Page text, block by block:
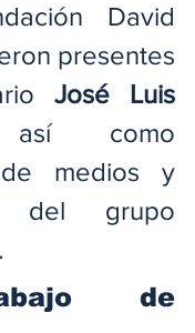
David
presentes
José Luis
como
medios y
del grupo
de